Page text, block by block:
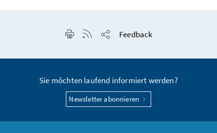
Seite drucken
RSS-Feed anzeigen
Feedback
Sie möchten laufend informiert werden?
Newsletter abonnieren